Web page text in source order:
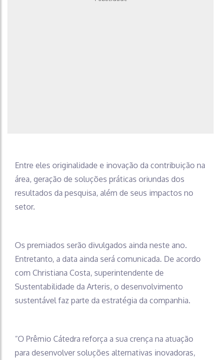
Entre eles originalidade e inovação da contribuição na
área, geração de soluções práticas oriundas dos
resultados da pesquisa, além de seus impactos no
setor.
Os premiados serão divulgados ainda neste ano.
Entretanto, a data ainda será comunicada. De acordo
com Christiana Costa, superintendente de
Sustentabilidade da Arteris, o desenvolvimento
sustentável faz parte da estratégia da companhia.
“O Prêmio Cátedra reforça a sua crença na atuação
para desenvolver soluções alternativas inovadoras,